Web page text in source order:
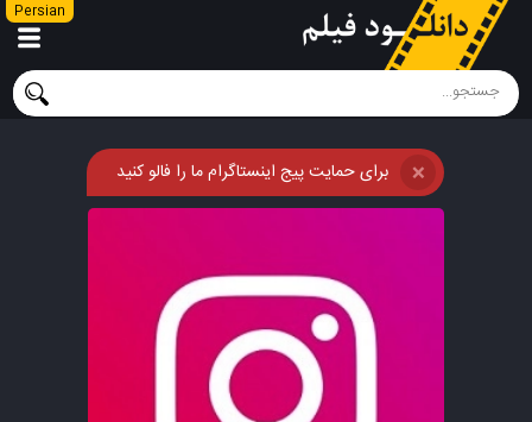
Persian
برای حمایت پیج اینستاگرام ما را فالو کنید ❌